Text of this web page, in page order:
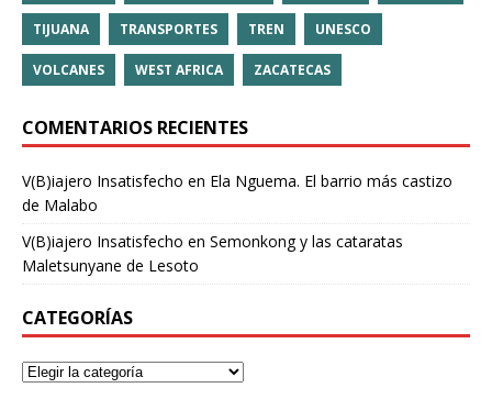
TIJUANA TRANSPORTES TREN UNESCO
VOLCANES WEST AFRICA ZACATECAS
COMENTARIOS RECIENTES
V(B)iajero Insatisfecho en Ela Nguema. El barrio más castizo
de Malabo
V(B)iajero Insatisfecho en Semonkong y las cataratas
Maletsunyane de Lesoto
CATEGORÍAS